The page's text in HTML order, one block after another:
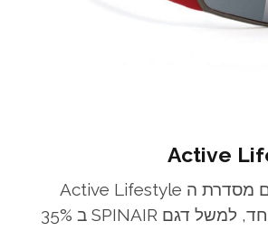
מוצעים במחיר מיוחד, למשל דגם SPINAIR ב 35%